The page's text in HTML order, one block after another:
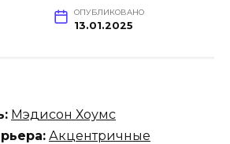
ОПУБЛИКОВАНО
13.01.2025
Мэдисон Хоумс
Акцентричные